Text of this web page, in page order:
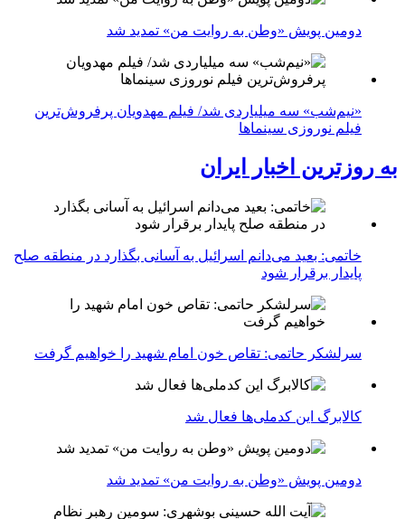
دومین پویش «وطن به روایت من» تمدید شد
«نیم‌شب» سه میلیاردی شد/ فیلم مهدویان پرفروش‌ترین
فیلم نوروزی سینماها
به روزترین اخبار ایران
خاتمی: بعید می‌دانم اسرائیل به آسانی بگذارد در منطقه صلح
پایدار برقرار شود
سرلشکر حاتمی: تقاص خون امام شهید را خواهیم گرفت
کالابرگ این کدملی‌ها فعال شد
دومین پویش «وطن به روایت من» تمدید شد